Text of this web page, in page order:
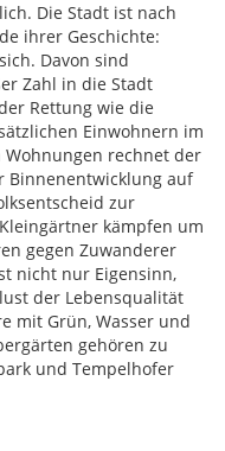
Die Stadt ist nach
ihrer Geschichte:
Davon sind
Zahl in die Stadt
Rettung wie die
Einwohnern im
Wohnungen rechnet der
Binnenentwicklung auf
zur
kämpfen um
gegen Zuwanderer
nicht nur Eigensinn,
der Lebensqualität
mit Grün, Wasser und
gehören zu
und Tempelhofer